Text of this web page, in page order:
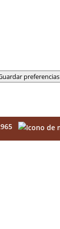
preferencias